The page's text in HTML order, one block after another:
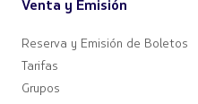
Venta y Emisión
Reserva y Emisión de Boletos
Tarifas
Grupos